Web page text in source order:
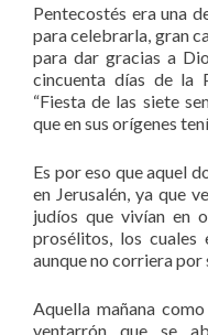
Pentecostés era una
para celebrarla, gran
para dar gracias a
cincuenta días de la
“Fiesta de las siete
que en sus orígenes
Es por eso que aquel
en Jerusalén, ya que
judíos que vivían en
prosélitos, los cuales
aunque no corriera por
Aquella mañana
ventarrón que se